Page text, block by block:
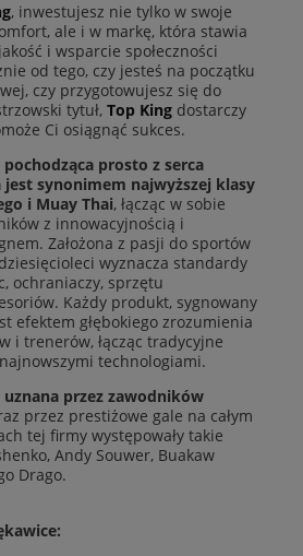
, inwestujesz nie tylko w swoje
ale i w markę, która stawia
i wsparcie społeczności
od tego, czy jesteś na początku
czy przygotowujesz się do
tytuł, Top King dostarczy
Ci osiągnąć sukces.
prosto z serca
synonimem najwyższej klasy
i Muay Thai, łącząc w sobie
z innowacyjnością i
Założona z pasji do sportów
wyznacza standardy
ochraniaczy, sprzętu
Każdy produkt, sygnowany
efektem głębokiego zrozumienia
i trenerów, łącząc tradycyjne
technologiami.
przez zawodników
przez prestiżowe gale na całym
tej firmy występowały takie
Andy Souwer, Buakaw
Drago.